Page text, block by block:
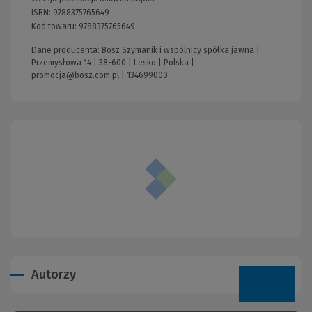
ISBN: 9788375765649
Kod towaru: 9788375765649
Dane producenta: Bosz Szymanik i wspólnicy spółka jawna |
Przemysłowa 14 | 38-600 | Lesko | Polska |
promocja@bosz.com.pl
134699000
Autorzy